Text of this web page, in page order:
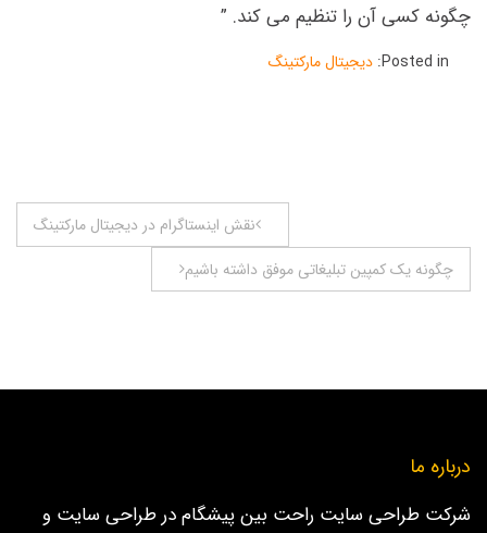
چگونه کسی آن را تنظیم می کند. ”
Posted in: دیجیتال مارکتینگ
نوشته
نقش اینستاگرام در دیجیتال مارکتینگ
چگونه یک کمپین تبلیغاتی موفق داشته باشیم
درباره ما
شرکت طراحی سایت راحت بین پیشگام در طراحی سایت و